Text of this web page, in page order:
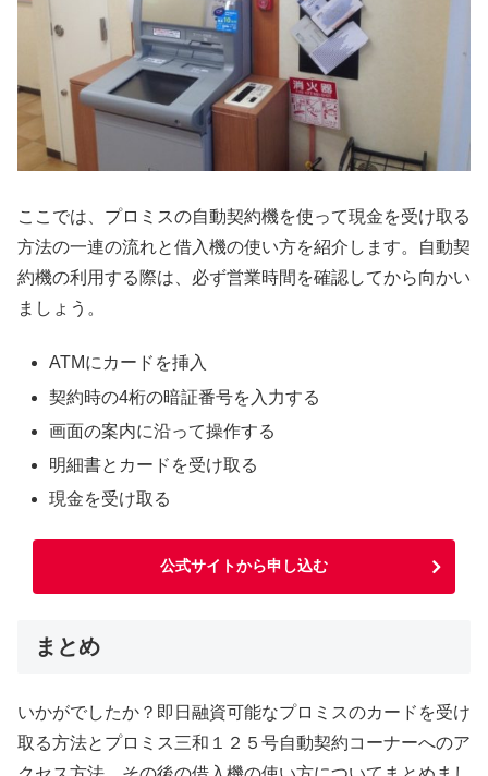
ここでは、プロミスの自動契約機を使って現金を受け取る
方法の一連の流れと借入機の使い方を紹介します。自動契
約機の利用する際は、必ず営業時間を確認してから向かい
ましょう。
ATMにカードを挿入
契約時の4桁の暗証番号を入力する
画面の案内に沿って操作する
明細書とカードを受け取る
現金を受け取る
公式サイトから申し込む
まとめ
いかがでしたか？即日融資可能なプロミスのカードを受け
取る方法とプロミス三和１２５号自動契約コーナーへのア